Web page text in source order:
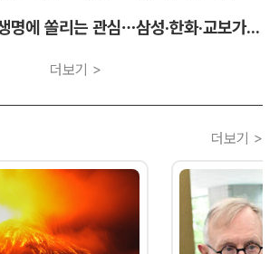
'매각 7수' KDB생명에 쏠리는 관심…삼성·한화·교보가 주목하는 이유
더보기 >
더보기 >